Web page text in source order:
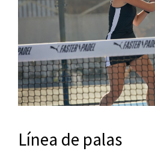
Línea de palas